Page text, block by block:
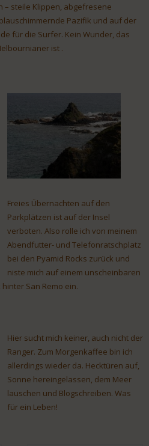
– steile Klippen, abgefresene
Pazifik und auf der
für die Surfer. Kein Wunder, das
ist .
Freies Übernachten auf den
Parkplätzen ist auf der Insel
verboten. Also rolle ich von meinem
Abendfutter- und Telefonratschplatz
bei den Pyamid Rocks zurück und
niste mich auf einem unscheinbaren
San Remo ein.
Hier sucht mich keiner, auch nicht der
Ranger. Zum Morgenkaffee bin ich
allerdings wieder da. Hecktüren auf,
Sonne hereingelassen, dem Meer
lauschen und Blogschreiben. Was
für ein Leben!